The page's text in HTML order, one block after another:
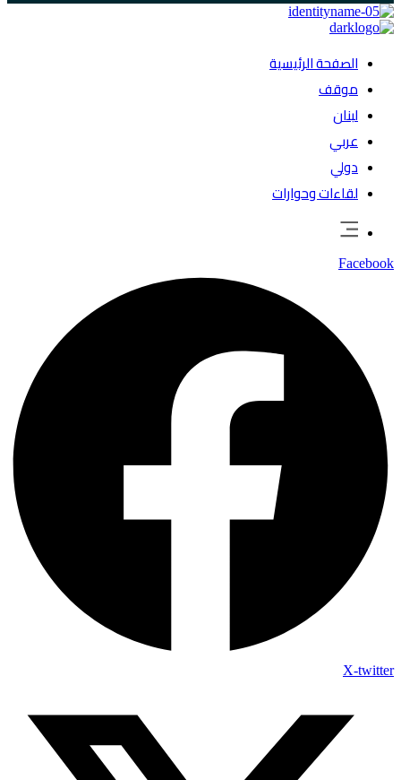
الصفحة الرئيسية
موقف
لبنان
عربي
دولي
لقاءات وحوارات
Facebook
X-twitter